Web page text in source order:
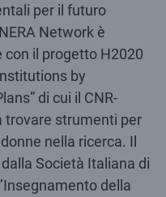
per il futuro
Network è
il progetto H2020
by
di cui il CNR-
trovare strumenti per
nella ricerca. Il
Società Italiana di
della